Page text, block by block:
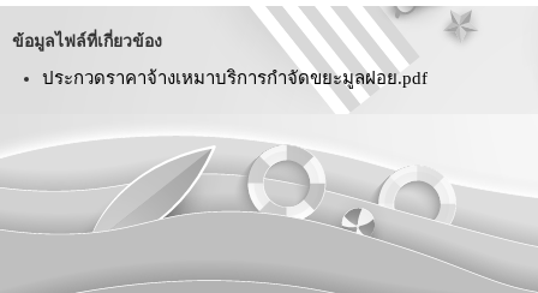
ข้อมูลไฟล์ที่เกี่ยวข้อง
ประกวดราคาจ้างเหมาบริการกำจัดขยะมูลฝอย.pdf